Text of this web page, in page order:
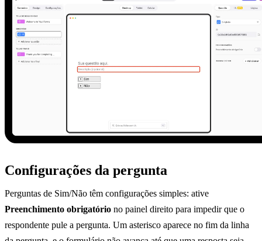
Configurações da pergunta
Perguntas de Sim/Não têm configurações simples: ative
Preenchimento obrigatório no painel direito para impedir que o
respondente pule a pergunta. Um asterisco aparece no fim da linha